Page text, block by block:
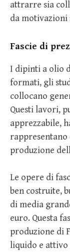
attrarre sia
da
Fascie di
I dipinti a olio
formati, gli
collocano
Questi lavori,
apprezzabile,
produzione
Le opere di
ben costruite,
di media
euro. Questa
produzione di
liquido e attivo